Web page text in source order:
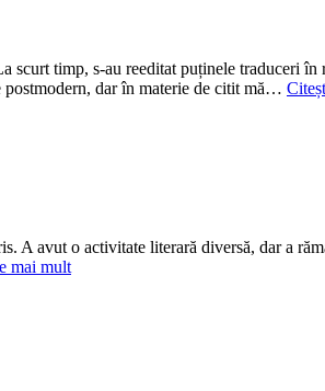
timp, s-au reeditat puținele traduceri
postmodern, dar în materie de citit mă…
avut o activitate literară diversă, dar a
mai mult